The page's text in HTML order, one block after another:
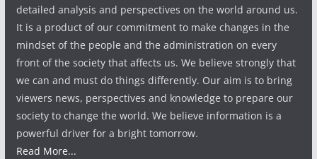
detailed analysis and perspectives on the world around us.
It is a product of our commitment to make changes in the
mindset of the people and the administration on every
front of the society that affects us. We believe strongly that
we can and must do things differently. Our aim is to bring
viewers news, perspectives and knowledge to prepare our
society to change the world. We believe information is a
powerful driver for a bright tomorrow.
Read More...